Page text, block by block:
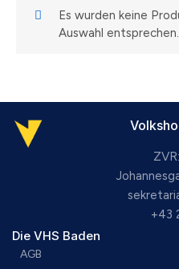
Es wurden keine
Auswahl entsprechen.
+43
Die VHS Baden
AGB